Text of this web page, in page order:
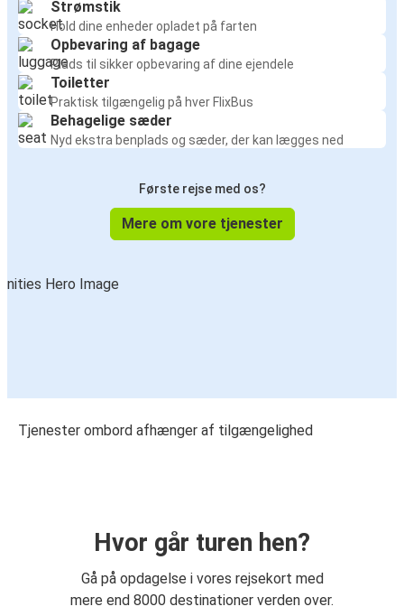
Strømstik
Hold dine enheder opladet på farten
Opbevaring af bagage
Plads til sikker opbevaring af dine ejendele
Toiletter
Praktisk tilgængelig på hver FlixBus
Behagelige sæder
Nyd ekstra benplads og sæder, der kan lægges ned
Første rejse med os?
Mere om vore tjenester
Tjenester ombord afhænger af tilgængelighed
Hvor går turen hen?
Gå på opdagelse i vores rejsekort med
mere end 8000 destinationer verden over.